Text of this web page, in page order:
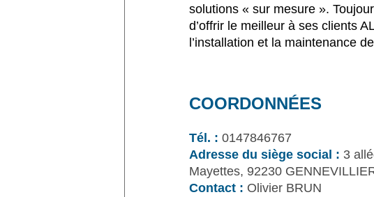
solutions « sur mesure ».
d’offrir le meilleur à ses clients
l’installation et la maintenance
COORDONNÉES
Tél. : 0147846767
Adresse du siège social : 3
Mayettes, 92230
Contact : Olivier BRUN